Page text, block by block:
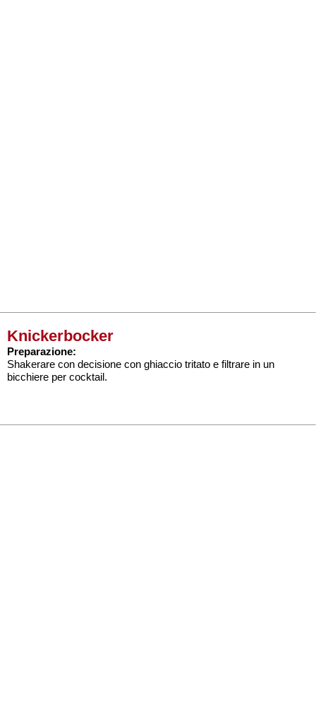
Knickerbocker
Preparazione:
Shakerare con decisione con ghiaccio tritato e filtrare in un
bicchiere per cocktail.